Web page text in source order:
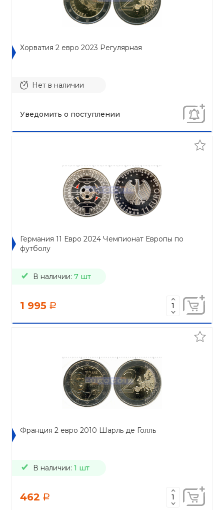
Хорватия 2 евро 2023 Регулярная
Нет в наличии
Уведомить о поступлении
Германия 11 Евро 2024 Чемпионат Европы по
футболу
В наличии: 7 шт
1 995 a
Франция 2 евро 2010 Шарль де Голль
В наличии: 1 шт
462 a